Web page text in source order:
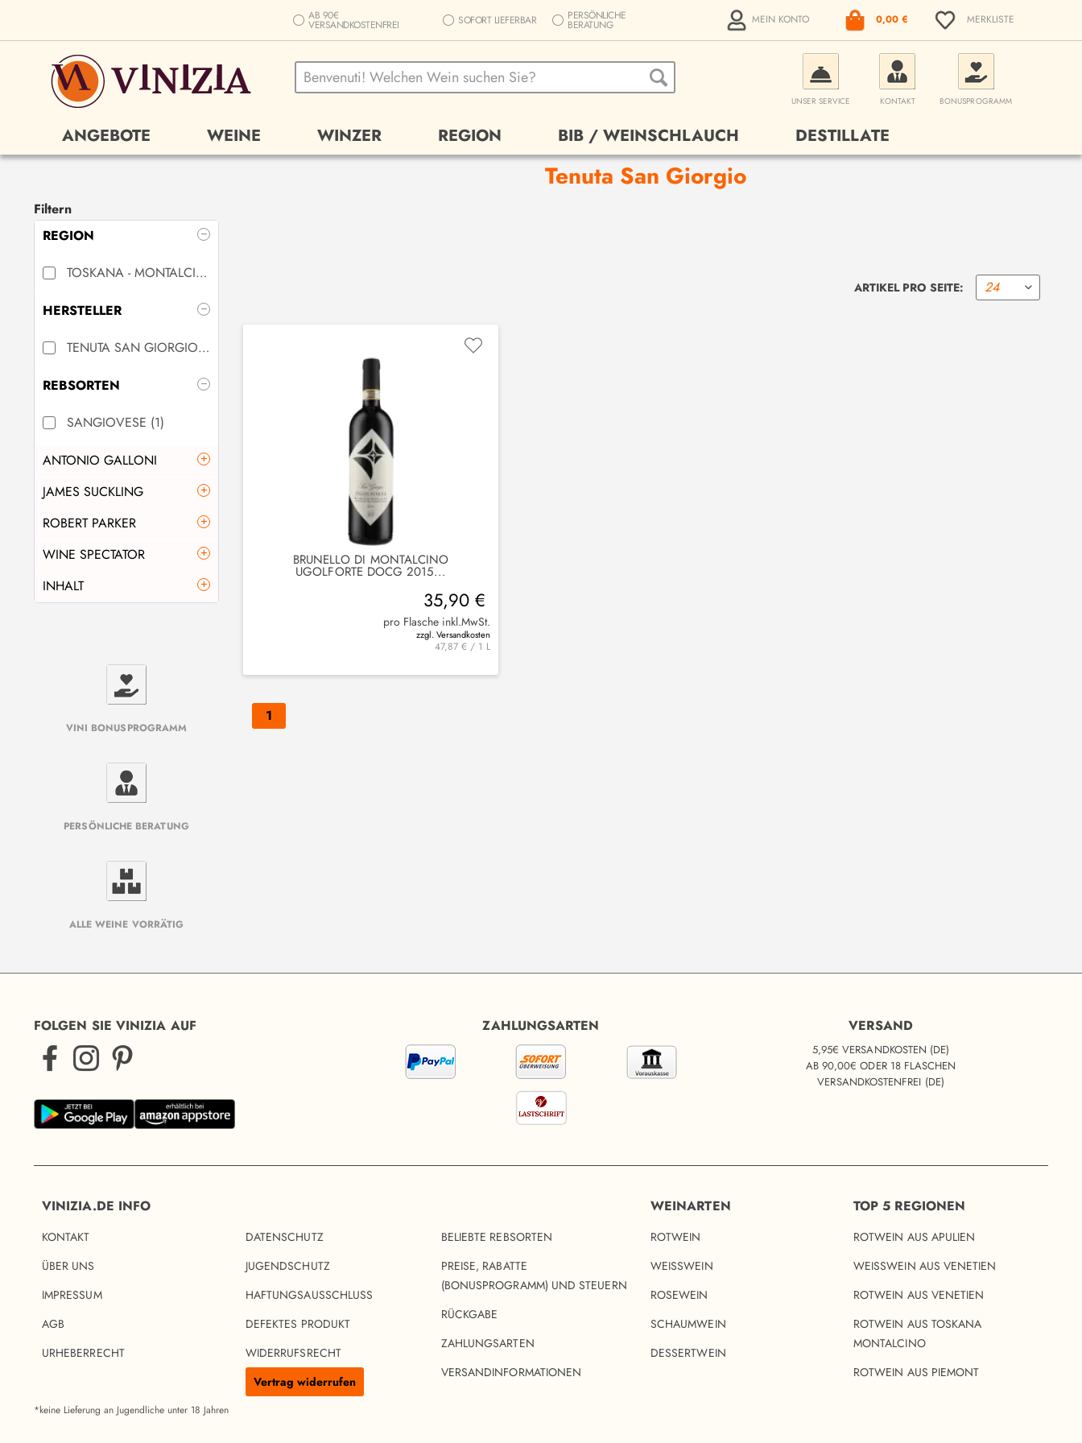
AB 90€
VERSANDKOSTENFREI SOFORT LIEFERBAR PERSÖNLICHE
BERATUNG MEIN KONTO 0,00 € MERKLISTE
UNSER SERVICE KONTAKT BONUSPROGRAMM
ANGEBOTE WEINE WINZER REGION BIB / WEINSCHLAUCH DESTILLATE
Filtern
REGION
TOSKANA - MONTALCINO
HERSTELLER
TENUTA SAN GIORGIO
(1
REBSORTEN
SANGIOVESE (1)
ANTONIO GALLONI
JAMES SUCKLING
ROBERT PARKER
WINE SPECTATOR
von94bis94
INHALT
VINI BONUSPROGRAMM
PERSÖNLICHE BERATUNG
ALLE WEINE VORRÄTIG
Tenuta San Giorgio
ARTIKEL PRO SEITE:
BRUNELLO DI MONTALCINO
UGOLFORTE DOCG 2015...
35,90 €
pro Flasche inkl.MwSt.
zzgl. Versandkosten
47,87 € / 1 L
1
FOLGEN SIE VINIZIA AUF ZAHLUNGSARTEN VERSAND
5,95€ VERSANDKOSTEN (DE)
AB 90,00€ ODER 18 FLASCHEN
VERSANDKOSTENFREI (DE)
VINIZIA.DE INFO
KONTAKT
ÜBER UNS
IMPRESSUM
AGB
URHEBERRECHT
DATENSCHUTZ
JUGENDSCHUTZ
HAFTUNGSAUSSCHLUSS
DEFEKTES PRODUKT
WIDERRUFSRECHT
Vertrag widerrufen
BELIEBTE REBSORTEN
PREISE, RABATTE
(BONUSPROGRAMM) UND STEUERN
RÜCKGABE
ZAHLUNGSARTEN
VERSANDINFORMATIONEN
WEINARTEN
ROTWEIN
WEISSWEIN
ROSEWEIN
SCHAUMWEIN
DESSERTWEIN
TOP 5 REGIONEN
ROTWEIN AUS APULIEN
WEISSWEIN AUS VENETIEN
ROTWEIN AUS VENETIEN
ROTWEIN AUS TOSKANA
MONTALCINO
ROTWEIN AUS PIEMONT
*keine Lieferung an Jugendliche unter 18 Jahren